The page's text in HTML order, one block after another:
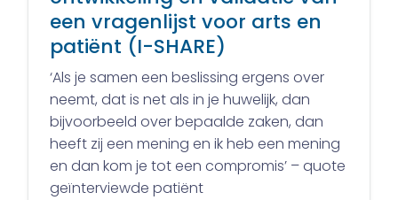
een vragenlijst voor arts en
patiënt (I-SHARE)
‘Als je samen een beslissing ergens over
neemt, dat is net als in je huwelijk, dan
bijvoorbeeld over bepaalde zaken, dan
heeft zij een mening en ik heb een mening
en dan kom je tot een compromis’ – quote
geïnterviewde patiënt